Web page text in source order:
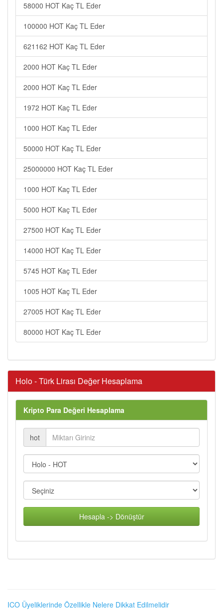
58000 HOT Kaç TL Eder
100000 HOT Kaç TL Eder
621162 HOT Kaç TL Eder
2000 HOT Kaç TL Eder
2000 HOT Kaç TL Eder
1972 HOT Kaç TL Eder
1000 HOT Kaç TL Eder
50000 HOT Kaç TL Eder
25000000 HOT Kaç TL Eder
1000 HOT Kaç TL Eder
5000 HOT Kaç TL Eder
27500 HOT Kaç TL Eder
14000 HOT Kaç TL Eder
5745 HOT Kaç TL Eder
1005 HOT Kaç TL Eder
27005 HOT Kaç TL Eder
80000 HOT Kaç TL Eder
Holo - Türk Lirası Değer Hesaplama
Kripto Para Değeri Hesaplama
hot
Hesapla -> Dönüştür
ICO Üyeliklerinde Özellikle Nelere Dikkat Edilmelidir